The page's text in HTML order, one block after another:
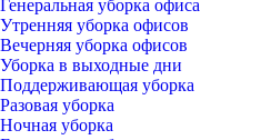
Генеральная уборка офиса
Утренняя уборка офисов
Вечерняя уборка офисов
Уборка в выходные дни
Поддерживающая уборка
Разовая уборка
Ночная уборка